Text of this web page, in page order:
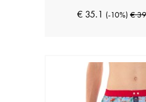
€ 35.1 (-10%) € 39